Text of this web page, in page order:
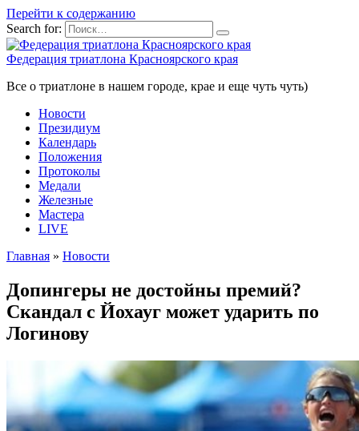
Перейти к содержанию
Search for:
Федерация триатлона Красноярского края
Все о триатлоне в нашем городе, крае и еще чуть чуть)
Новости
Президиум
Календарь
Положения
Протоколы
Медали
Железные
Мастера
LIVE
Главная » Новости
Допингеры не достойны премий?
Скандал с Йохауг может ударить по
Логинову